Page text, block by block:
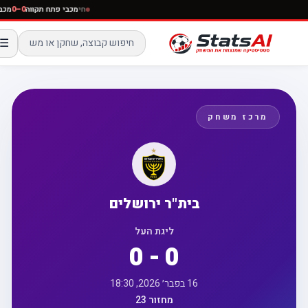
חימכבי פתח תקווה0–0
☰
מרכז משחק
בית"ר ירושלים
ליגת העל
0 - 0
16 בפבר׳ 2026, 18:30
מחזור 23